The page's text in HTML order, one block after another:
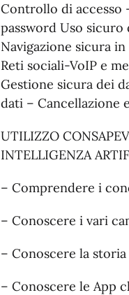
Controllo di
password Uso
Navigazione sicura
Reti sociali-VoIP e
Gestione sicura dei
dati – Cancellazione
UTILIZZO
INTELLIGENZA
– Comprendere i
– Conoscere i vari
– Conoscere la storia
– Conoscere le App